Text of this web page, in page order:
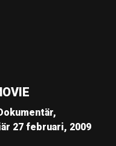
27 februari, 2009